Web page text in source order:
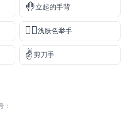
🤚立起的手背
✋🏻浅肤色举手
✌️剪刀手
：